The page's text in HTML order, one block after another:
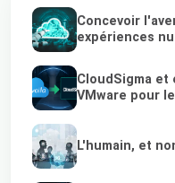
Concevoir
expériences
CloudSigma
VMware pour
L'humain, et